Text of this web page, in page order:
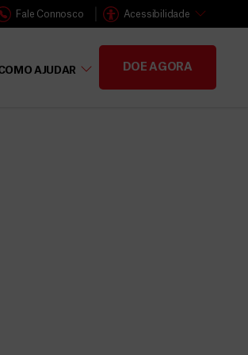
Fale Connosco Acessibilidade
AJUDAR DOE AGORA